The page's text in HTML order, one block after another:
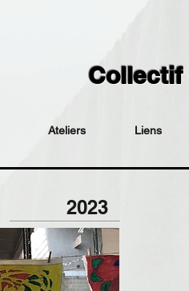
Collectif
Ateliers Liens
2023